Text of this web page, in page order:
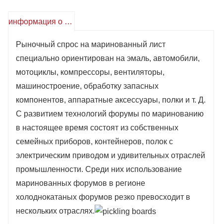
электрические шкафы управления и
другие отрасли промышленности.
Среди них использование
маринованных плит вместо
развивалось в некоторых отраслях
промышленности.
информация о продукте
Рыночный спрос на маринованный лист
специально ориентирован на эмаль, автомобили,
мотоциклы, компрессоры, вентиляторы,
машиностроение, обработку запасных
компонентов, аппаратные аксессуары, полки и т. Д.
С развитием технологий форумы по маринованию
в настоящее время состоят из собственных
семейных приборов, контейнеров, полок с
электрическим приводом и удивительных отраслей
промышленности. Среди них использование
маринованных форумов в регионе
холоднокатаных форумов резко превосходит в
нескольких отраслях.